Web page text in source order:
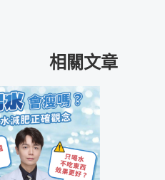
相關文章